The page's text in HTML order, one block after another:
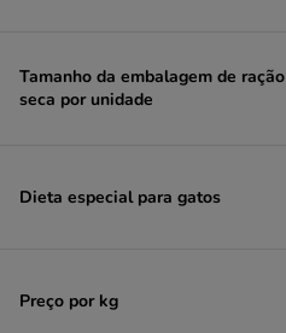
Nutriplus
Nutrivet
Ownat
Pitti
Tamanho da embalagem de ração
seca por unidade
Dieta especial para gatos
Preço por kg